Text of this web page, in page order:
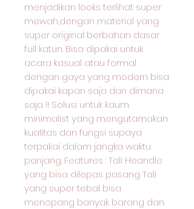
menjadikan looks terlihat super
mewah,dengan material yang
super original berbahan dasar
full katun. Bisa dipakai untuk
acara kasual atau formal
dengan gaya yang modern bisa
dipakai kapan saja dan dimana
saja !! Solusi untuk kaum
minimalist yang mengutamakan
kualitas dan fungsi supaya
terpakai dalam jangka waktu
panjang. Features : Tali Heandle
yang bisa dilepas pasang Tali
yang super tebal bisa
menopang banyak barang dan